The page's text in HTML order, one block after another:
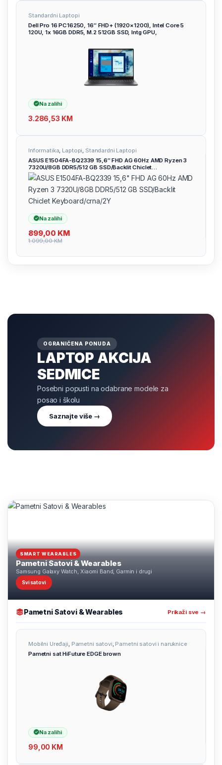
Standardni Laptopi
Dell Pro 16 PC16250, 16″ FHD+ (1920×1200), Intel Core 5
120U, 1x 16GB DDR5, M.2 512GB SSD, Intg GPU,
Na zalihi
3.286,53 KM
Informatika Laptopi Standardni Laptopi
ASUS E1504FA-BQ2339 15,6″ FHD AG 60Hz AMD Ryzen 3
7320U/8GB DDR5/512 GB SSD/Backlit Chiclet
Keyboard/crna/2Y
Na zalihi
899,00 KM
1.099,00KM
OGRANIČENA PONUDA
LAPTOP AKCIJA
SEDMICE
Posebni popusti na odabrane modele za
posao i školu
Saznajte više →
SMART WEARABLES
Pametni Satovi & Wearables
Samsung Galaxy Watch, Xiaomi Band, Garmin i drugi
Svi satovi
Pametni Satovi & Wearables Prikaži sve →
Mobilni Uređaji, Pametni satovi, Pametni satovi i naruknice
Pametni sat HiFuture EDGE brown
Na zalihi
99,00 KM